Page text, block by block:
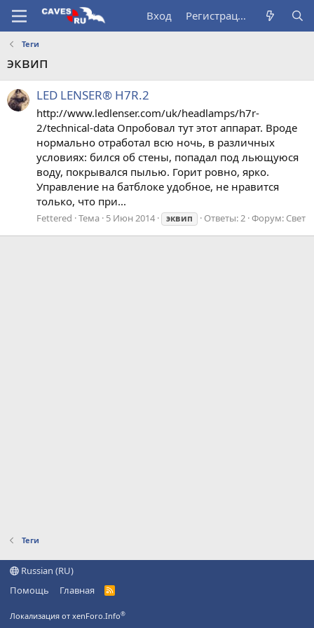
Вход Регистрация
Теги
эквип
LED LENSER® H7R.2
http://www.ledlenser.com/uk/headlamps/h7r-
2/technical-data Опробовал тут этот аппарат. Вроде
нормально отработал всю ночь, в различных
условиях: бился об стены, попадал под льющуюся
воду, покрывался пылью. Горит ровно, ярко.
Управление на батблоке удобное, не нравится
только, что при...
Fettered Тема 5 Июн 2014 эквип Ответы: 2 Форум: Свет
Теги
Russian (RU)
Помощь
Главная
R
Локализация от xenForo.Info®